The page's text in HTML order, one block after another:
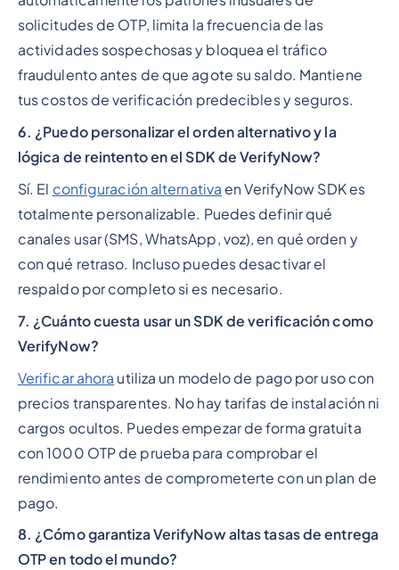
solicitudes de OTP, limita la frecuencia de las
actividades sospechosas y bloquea el tráfico
fraudulento antes de que agote su saldo. Mantiene
tus costos de verificación predecibles y seguros.
6. ¿Puedo personalizar el orden alternativo y la
lógica de reintento en el SDK de VerifyNow?
Sí. El configuración alternativa en VerifyNow SDK es
totalmente personalizable. Puedes definir qué
canales usar (SMS, WhatsApp, voz), en qué orden y
con qué retraso. Incluso puedes desactivar el
respaldo por completo si es necesario.
7. ¿Cuánto cuesta usar un SDK de verificación como
VerifyNow?
Verificar ahora utiliza un modelo de pago por uso con
precios transparentes. No hay tarifas de instalación ni
cargos ocultos. Puedes empezar de forma gratuita
con 1000 OTP de prueba para comprobar el
rendimiento antes de comprometerte con un plan de
pago.
8. ¿Cómo garantiza VerifyNow altas tasas de entrega
OTP en todo el mundo?